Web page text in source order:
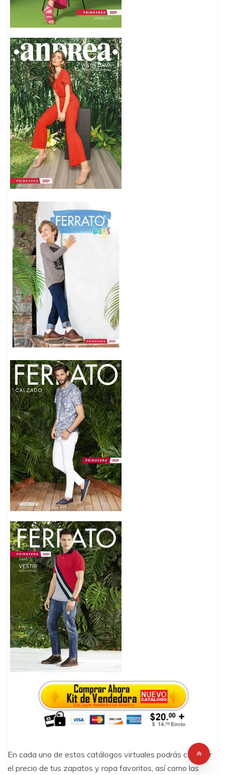
En cada uno de estos catálogos virtuales podrás conocer
el precio de tus zapatos y ropa favoritos, así como las